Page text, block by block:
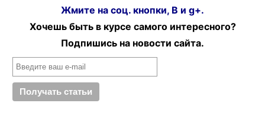
Жмите на соц. кнопки, В и g+.
Хочешь быть в курсе самого интересного?
Подпишись на новости сайта.